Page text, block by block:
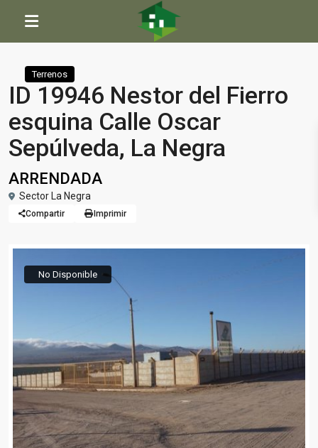
Inicio
ID 19946 Nestor del Fierro esquina Calle Oscar Sepúlveda, La Negra
Terrenos
ID 19946 Nestor del Fierro
esquina Calle Oscar
Sepúlveda, La Negra
ARRENDADA
Sector La Negra
Compartir Imprimir
No Disponible